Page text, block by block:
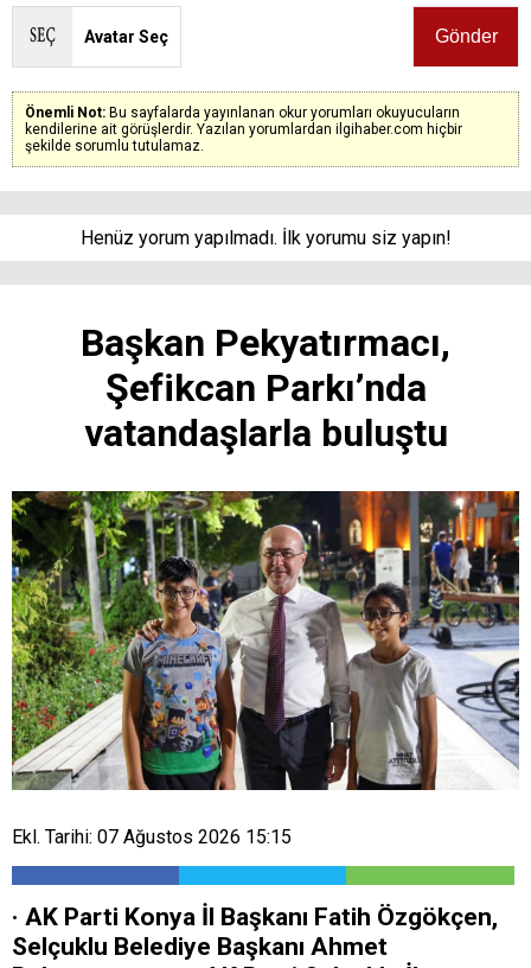
Avatar Seç
Önemli Not: Bu sayfalarda yayınlanan okur yorumları okuyucuların
kendilerine ait görüşlerdir. Yazılan yorumlardan ilgihaber.com hiçbir
şekilde sorumlu tutulamaz.
Henüz yorum yapılmadı. İlk yorumu siz yapın!
Başkan Pekyatırmacı,
Şefikcan Parkı’nda
vatandaşlarla buluştu
Ekl. Tarihi: 07 Ağustos 2026 15:15
· AK Parti Konya İl Başkanı Fatih Özgökçen,
Selçuklu Belediye Başkanı Ahmet